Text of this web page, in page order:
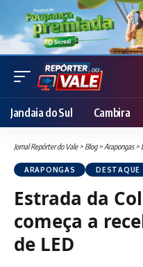
Jandaia do Sul Cambira
Jornal Repórter do Vale> Blog>Arapongas>
ARAPONGAS DESTAQUE
Estrada da
começa a
de LED